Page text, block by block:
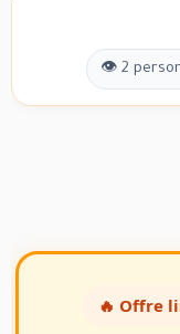
👁 2
🔥 Offre